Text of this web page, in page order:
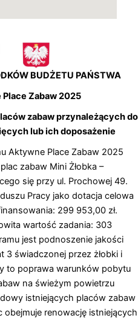
BUDŻETU PAŃSTWA
Zabaw 2025
zabaw przynależących do
lub ich doposażenie
Aktywne Place Zabaw 2025
zabaw Mini Żłobka –
się przy ul. Prochowej 49.
Pracy jako dotacja celowa
299 953,00 zł.
wartość zadania: 303
jest podnoszenie jakości
3 świadczonej przez żłobki i
to poprawa warunków pobytu
na świeżym powietrzu
istniejących placów zabaw
obejmuje renowację istniejących